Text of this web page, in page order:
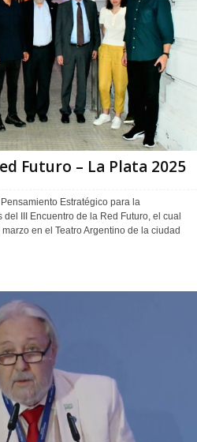
Futuro – La Plata 2025
Estratégico para la
III Encuentro de la Red Futuro, el cual
en el Teatro Argentino de la ciudad